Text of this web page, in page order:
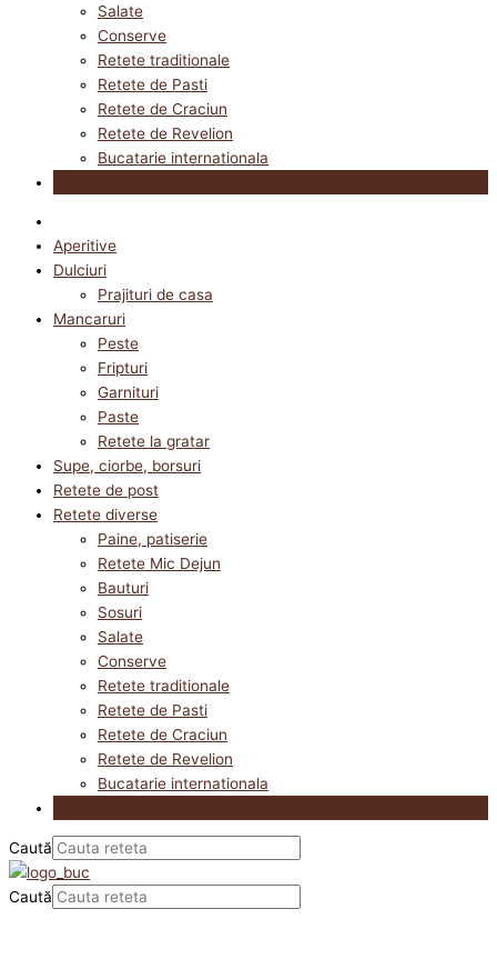
Salate
Conserve
Retete traditionale
Retete de Pasti
Retete de Craciun
Retete de Revelion
Bucatarie internationala
Aperitive
Dulciuri
Prajituri de casa
Mancaruri
Peste
Fripturi
Garnituri
Paste
Retete la gratar
Supe, ciorbe, borsuri
Retete de post
Retete diverse
Paine, patiserie
Retete Mic Dejun
Bauturi
Sosuri
Salate
Conserve
Retete traditionale
Retete de Pasti
Retete de Craciun
Retete de Revelion
Bucatarie internationala
Caută
Caută